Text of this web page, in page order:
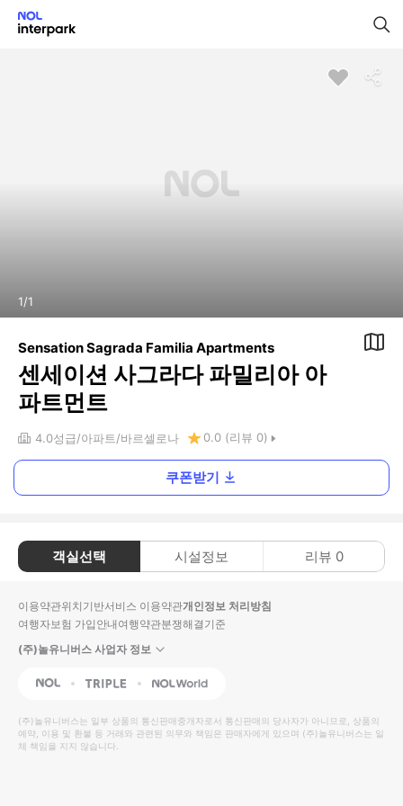
1/1
Sensation Sagrada Familia Apartments
센세이션 사그라다 파밀리아 아
파트먼트
4.0성급 아파트 바르셀로나 0.0 (리뷰 0)
쿠폰받기
객실선택 시설정보 리뷰 0
이용약관위치기반서비스 이용약관개인정보 처리방침
여행자보험 가입안내여행약관분쟁해결기준
(주)놀유니버스 사업자 정보
NOL Triple Interpark Global
(주)놀유니버스는 일부 상품의 통신판매중개자로서 통신판매의 당사자가 아니므로, 상품의
예약, 이용 및 환불 등 거래와 관련된 의무와 책임은 판매자에게 있으며 (주)놀유니버스는 일
체 책임을 지지 않습니다.